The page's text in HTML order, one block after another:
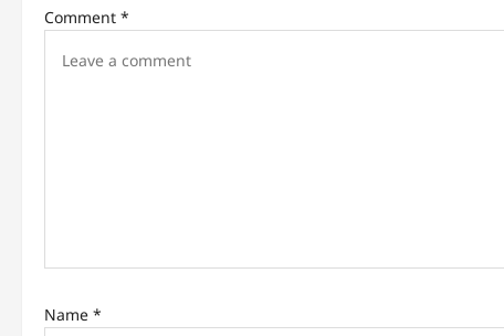
Comment *
Name *